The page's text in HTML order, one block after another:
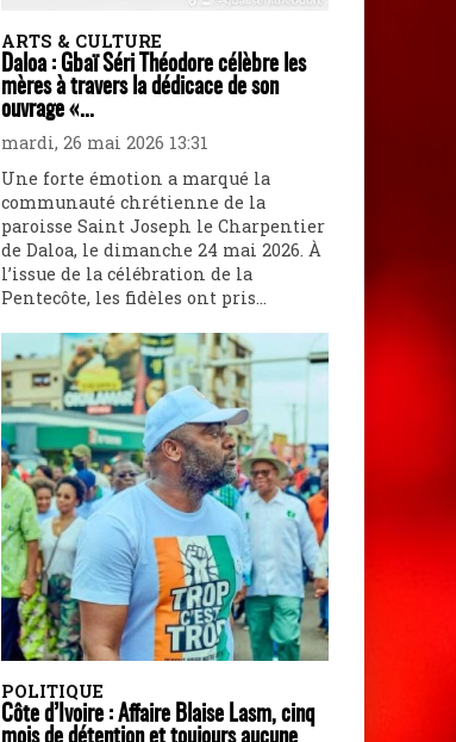
ARTS & CULTURE
Daloa : Gbaï Séri Théodore célèbre les
mères à travers la dédicace de son
ouvrage «...
mardi, 26 mai 2026 13:31
Une forte émotion a marqué la
communauté chrétienne de la
paroisse Saint Joseph le Charpentier
de Daloa, le dimanche 24 mai 2026. À
l’issue de la célébration de la
Pentecôte, les fidèles ont pris...
POLITIQUE
Côte d’Ivoire : Affaire Blaise Lasm, cinq